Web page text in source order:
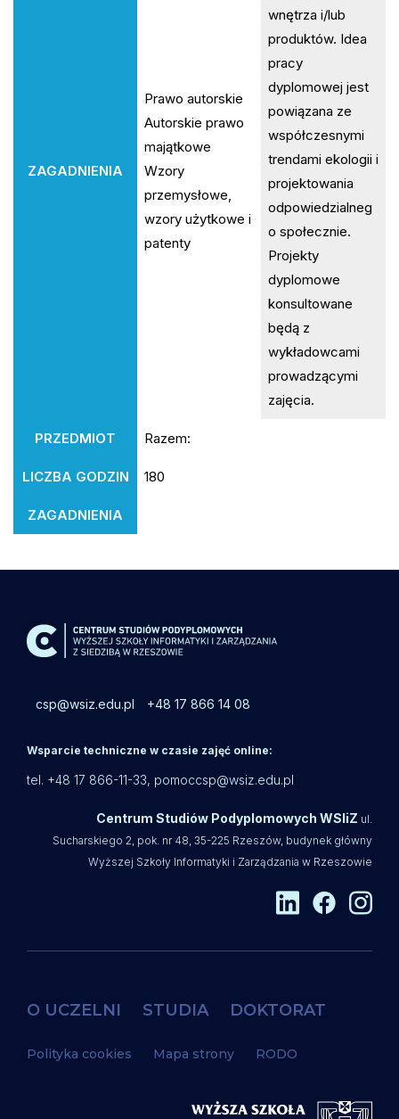
ZAGADNIENIA
Prawo autorskie
Autorskie prawo
majątkowe
Wzory
przemysłowe,
wzory użytkowe i
patenty
wnętrza i/lub
produktów. Idea
pracy
dyplomowej jest
powiązana ze
współczesnymi
trendami ekologii i
projektowania
odpowiedzialneg
o społecznie.
Projekty
dyplomowe
konsultowane
będą z
wykładowcami
prowadzącymi
zajęcia.
PRZEDMIOT Razem:
LICZBA GODZIN 180
ZAGADNIENIA
csp@wsiz.edu.pl +48 17 866 14 08
Wsparcie techniczne w czasie zajęć online:
tel. +48 17 866-11-33, pomoccsp@wsiz.edu.pl
Centrum Studiów Podyplomowych WSIiZ ul.
Sucharskiego 2, pok. nr 48, 35-225 Rzeszów, budynek główny
Wyższej Szkoły Informatyki i Zarządzania w Rzeszowie
O UCZELNI STUDIA DOKTORAT
Polityka cookies Mapa strony RODO